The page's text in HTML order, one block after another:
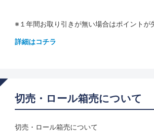
※１年間お取り引きが無い場合はポイントが
詳細はコチラ
切売・ロール箱売について
切売・ロール箱売について